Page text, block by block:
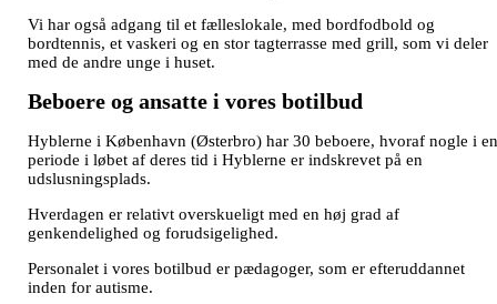
Vi har også adgang til et fælleslokale, med bordfodbold og
bordtennis, et vaskeri og en stor tagterrasse med grill, som vi deler
med de andre unge i huset.
Beboere og ansatte i vores botilbud
Hyblerne i København (Østerbro) har 30 beboere, hvoraf nogle i
periode i løbet af deres tid i Hyblerne er indskrevet på en
udslusningsplads.
Hverdagen er relativt overskueligt med en høj grad af
genkendelighed og forudsigelighed.
Personalet i vores botilbud er pædagoger, som er efteruddannet
inden for autisme.